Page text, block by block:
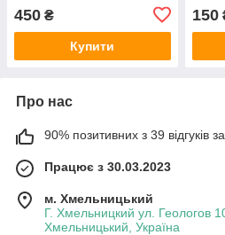
450 ₴
Купити
150
Про нас
90% позитивних з 39 відгуків за
Працює з 30.03.2023
м. Хмельницький
Г. Хмельницкий ул. Геологов
Хмельницький, Україна